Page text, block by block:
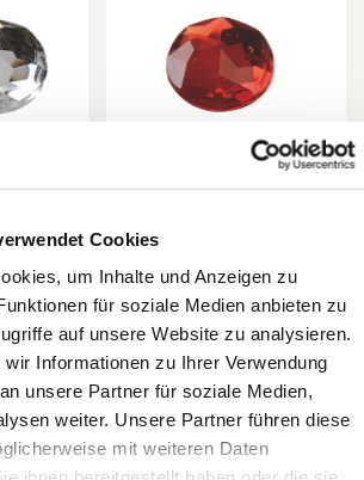
Cookies
um Inhalte und Anzeigen zu
für soziale Medien anbieten zu
auf unsere Website zu analysieren.
Informationen zu Ihrer Verwendung
unsere Partner für soziale Medien,
weiter. Unsere Partner führen diese
mit weiteren Daten
Glamoursteine-
Mix | rund, rot,
100 Stück
KNORR prandell